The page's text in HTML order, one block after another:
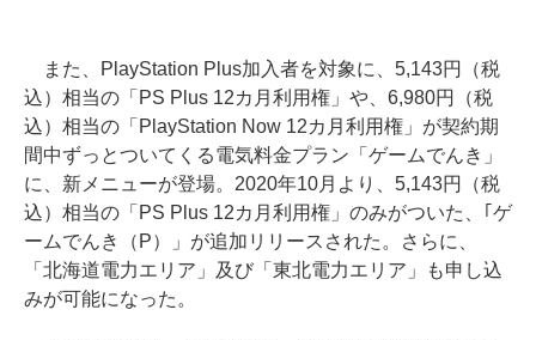
また、PlayStation Plus加入者を対象に、5,143円（税
込）相当の「PS Plus 12カ月利用権」や、6,980円（税
込）相当の「PlayStation Now 12カ月利用権」が契約期
間中ずっとついてくる電気料金プラン「ゲームでんき」
に、新メニューが登場。2020年10月より、5,143円（税
込）相当の「PS Plus 12カ月利用権」のみがついた、｢ゲ
ームでんき（P）」が追加リリースされた。さらに、
「北海道電力エリア」及び「東北電力エリア」も申し込
みが可能になった。